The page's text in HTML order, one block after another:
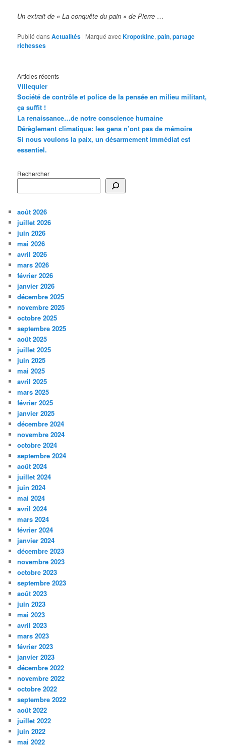
Un extrait de « La conquête du pain » de Pierre …
Publié dansActualités | Marqué avecKropotkine,pain,partage
richesses
Articles récents
Villequier
Société de contrôle et police de la pensée en milieu militant,
ça suffit !
La renaissance…de notre conscience humaine
Dérèglement climatique: les gens n’ont pas de mémoire
Si nous voulons la paix, un désarmement immédiat est
essentiel.
Rechercher
août 2026
juillet 2026
juin 2026
mai 2026
avril 2026
mars 2026
février 2026
janvier 2026
décembre 2025
novembre 2025
octobre 2025
septembre 2025
août 2025
juillet 2025
juin 2025
mai 2025
avril 2025
mars 2025
février 2025
janvier 2025
décembre 2024
novembre 2024
octobre 2024
septembre 2024
août 2024
juillet 2024
juin 2024
mai 2024
avril 2024
mars 2024
février 2024
janvier 2024
décembre 2023
novembre 2023
octobre 2023
septembre 2023
août 2023
juin 2023
mai 2023
avril 2023
mars 2023
février 2023
janvier 2023
décembre 2022
novembre 2022
octobre 2022
septembre 2022
août 2022
juillet 2022
juin 2022
mai 2022